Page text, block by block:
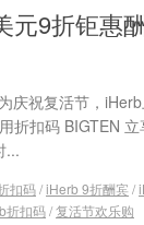
9折钜惠
庆祝复活节，
折扣码 BIGTEN
...
扣码/iHerb 9折酬宾/
折扣码/复活节欢乐购